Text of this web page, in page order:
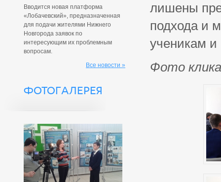
Вводится новая платформа
«Лобачевский», предназначенная
для подачи жителями Нижнего
Новгорода заявок по
интересующим их проблемным
вопросам.
Все новости »
ФОТОГАЛЕРЕЯ
лишены
подхода и
ученикам и
Фото